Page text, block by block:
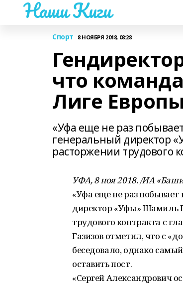
Наши Киги
Спорт 8 НОЯБРЯ 2018, 08:28
что
Лиге Европы
«Уфа еще не раз
генеральный директор
расторжении трудового
УФА, 8 ноя 2018. /ИА
«Уфа еще не раз побывает
директор «Уфы» Шамиль
трудового контракта с
Газизов отметил, что с
беседовало, однако
оставить пост.
«Сергей Александрович